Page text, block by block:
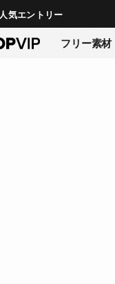
人気エントリー
フリー素材